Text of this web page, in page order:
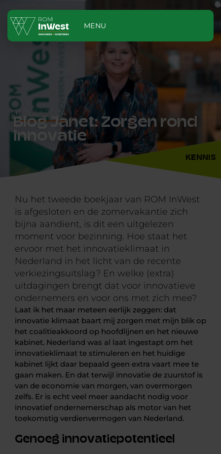
MENU
11 JULI 2024
Blog Janet: Zorgen rond
innovatie
KENNIS
Nu het tweede boekjaar van ROM InWest
is afgesloten en de zomervakantie zich
bijna aandient, is dit een uitgelezen
moment voor bezinning. Hoe staat het
ervoor met het innovatieklimaat in
Nederland in het licht van de recente
verkiezingsuitslag? En welke (extra)
uitdagingen brengt dat voor innovatieve
ondernemers en voor ons met zich mee?
Laat ik het maar meteen eerlijk zeggen: dat
innovatie klimaat baart mij zorgen met mijn blik op
het coalitieakkoord op hoofdlijnen en het nieuwe
kabinet. Nederland was al laat ingestapt om het
innovatieklimaat te stimuleren en het huidige
kabinet lijkt daar bepaald geen extra vaart mee te
gaan maken. En dat terwijl innovatie de zuurstof is
van de economie van morgen, van overmorgen
zelfs. Er is echt veel meer aandacht nodig voor
innovatief ondernemerschap als motor van het
toekomstig verdienvermogen van Nederland.
Genoeg innovatiepotentieel